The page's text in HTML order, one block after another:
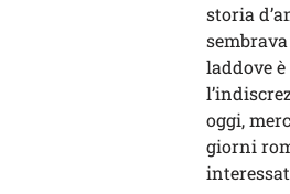
storia
laddove
oggi,
giorni